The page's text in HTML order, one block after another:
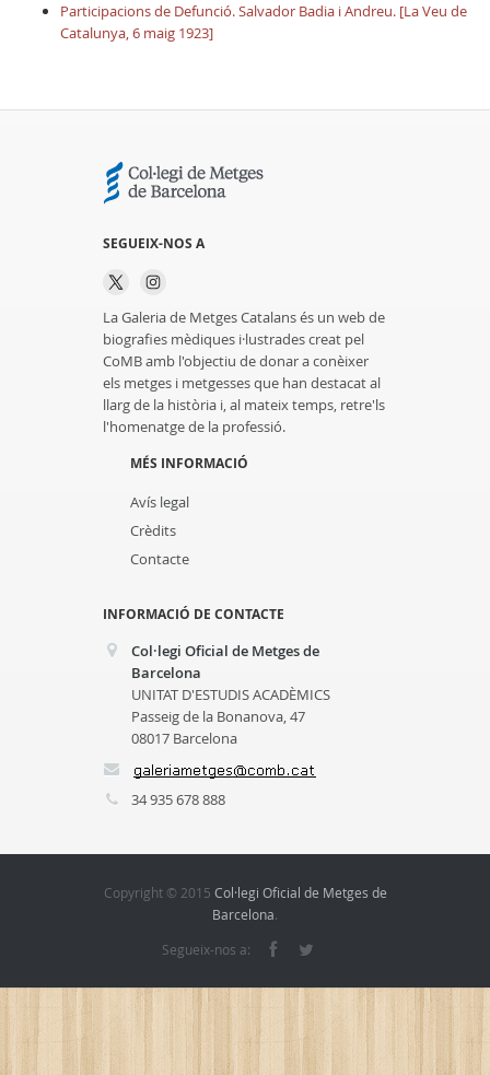
Participacions de Defunció. Salvador Badia i Andreu. [La Veu de
Catalunya, 6 maig 1923]
SEGUEIX-NOS A
La Galeria de Metges Catalans és un web de
biografies mèdiques i·lustrades creat pel
CoMB amb l'objectiu de donar a conèixer
els metges i metgesses que han destacat al
llarg de la història i, al mateix temps, retre'ls
l'homenatge de la professió.
MÉS INFORMACIÓ
Avís legal
Crèdits
Contacte
INFORMACIÓ DE CONTACTE
Col·legi Oficial de Metges de
Barcelona
UNITAT D'ESTUDIS ACADÈMICS
Passeig de la Bonanova, 47
08017 Barcelona
34 935 678 888
Copyright © 2015 Col·legi Oficial de Metges de
Barcelona.
Segueix-nos a: